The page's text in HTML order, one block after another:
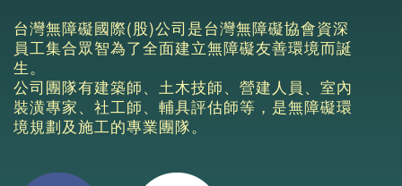
台灣無障礙國際(股)公司是台灣無障礙協會資深
員工集合眾智為了全面建立無障礙友善環境而誕
生。
公司團隊有建築師、土木技師、營建人員、室內
裝潢專家、社工師、輔具評估師等，是無障礙環
境規劃及施工的專業團隊。